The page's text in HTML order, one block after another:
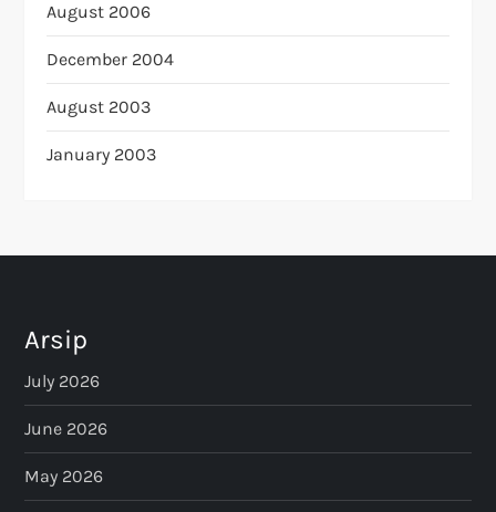
August 2006
December 2004
August 2003
January 2003
Arsip
July 2026
June 2026
May 2026